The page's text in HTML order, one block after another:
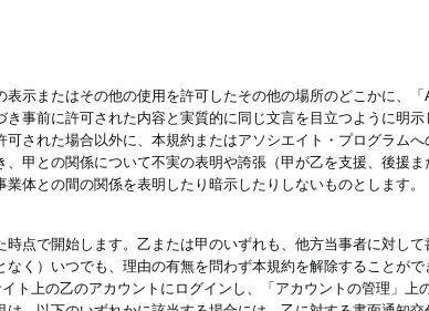
示またはその他の使用を許可したその他の場所のどこかに、
事前に許可された内容と実質的に同じ文言を目立つように明
された場合以外に、本規約またはアソシエイト・プログラム
甲との関係について不実の表明や誇張（甲が乙を支援、後援
体との間の関係を表明したり暗示したりしないものとします。
点で開始します。乙または甲のいずれも、他方当事者に対し
く）いつでも、理由の有無を問わず本規約を解除することがで
ト上の乙のアカウントにログインし、「アカウントの管理」上